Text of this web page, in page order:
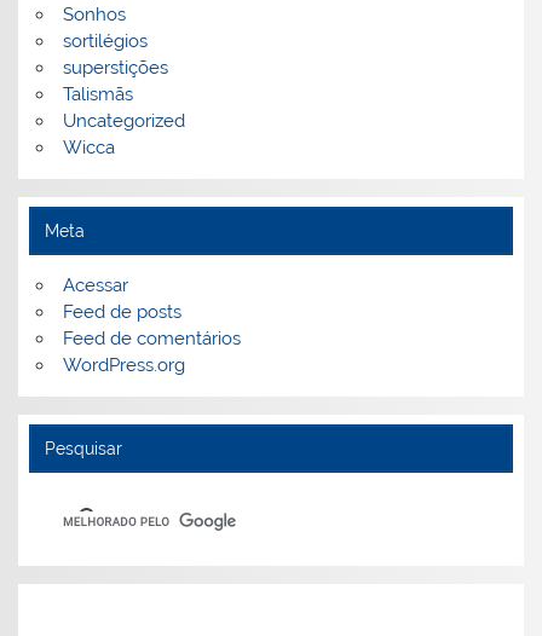
Sonhos
sortilégios
superstições
Talismãs
Uncategorized
Wicca
Meta
Acessar
Feed de posts
Feed de comentários
WordPress.org
Pesquisar